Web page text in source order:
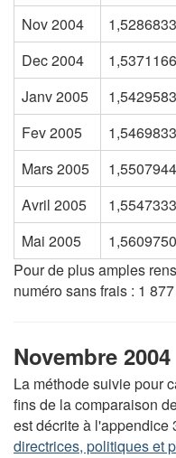
Nov 2004
Dec 2004
Janv 2005
Fev 2005
Mars 2005
Avril 2005
Mai 2005
Pour de plus amples
numéro sans frais : 1
Novembre 2004
La méthode suivie pour
fins de la comparaison
est décrite à l'appendice
directrices, politiques et